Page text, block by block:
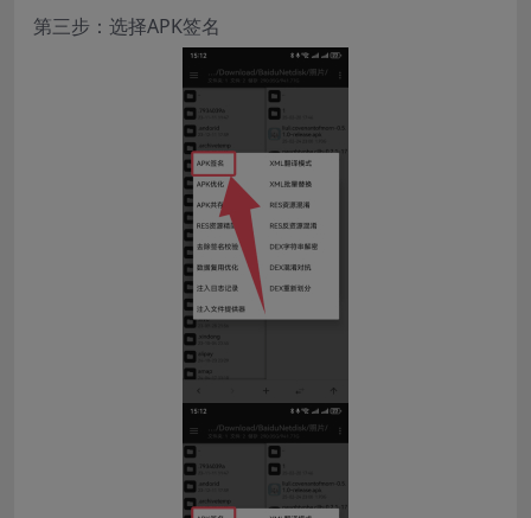
第三步：选择APK签名